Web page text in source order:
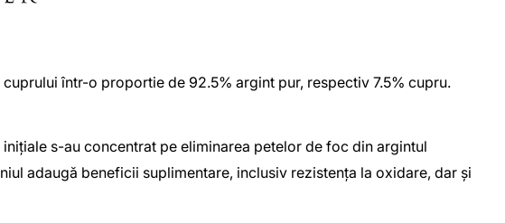
într-o proportie de 92.5% argint pur, respectiv 7.5% cupru.
s-au concentrat pe eliminarea petelor de foc din argintul
adaugă beneficii suplimentare, inclusiv rezistența la oxidare, dar și